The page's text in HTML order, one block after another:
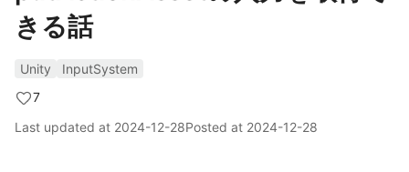
きる話
Unity
InputSystem
7
Last updated at 2024-12-28Posted at 2024-12-28